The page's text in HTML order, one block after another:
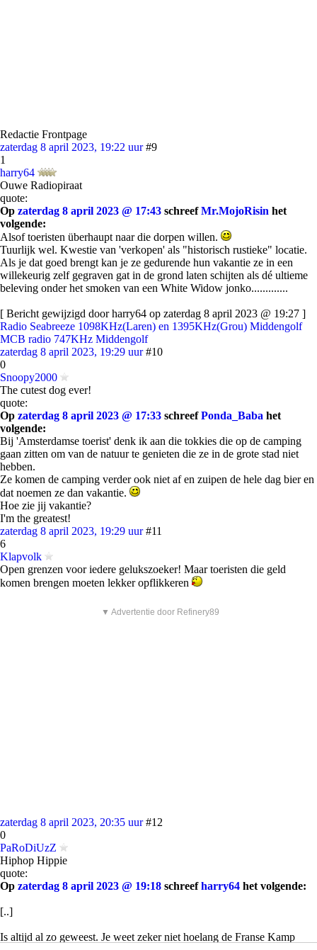
Redactie Frontpage
zaterdag 8 april 2023, 19:22 uur #9
1
harry64
Ouwe Radiopiraat
quote:
Op zaterdag 8 april 2023 @ 17:43 schreefMr.MojoRisin het
volgende:
Alsof toeristen überhaupt naar die dorpen willen.
Tuurlijk wel. Kwestie van 'verkopen' als "historisch rustieke" locatie.
Als je dat goed brengt kan je ze gedurende hun vakantie ze in een
willekeurig zelf gegraven gat in de grond laten schijten als dé ultieme
beleving onder het smoken van een White Widow jonko.............
[ Bericht gewijzigd door harry64 op zaterdag 8 april 2023 @ 19:27 ]
Radio Seabreeze 1098KHz(Laren) en 1395KHz(Grou) Middengolf
MCB radio 747KHz Middengolf
zaterdag 8 april 2023, 19:29 uur #10
0
Snoopy2000
The cutest dog ever!
quote:
Op zaterdag 8 april 2023 @ 17:33 schreefPonda_Baba het
volgende:
Bij 'Amsterdamse toerist' denk ik aan die tokkies die op de camping
gaan zitten om van de natuur te genieten die ze in de grote stad niet
hebben.
Ze komen de camping verder ook niet af en zuipen de hele dag bier en
dat noemen ze dan vakantie.
Hoe zie jij vakantie?
I'm the greatest!
zaterdag 8 april 2023, 19:29 uur #11
6
Klapvolk
Open grenzen voor iedere gelukszoeker! Maar toeristen die geld
komen brengen moeten lekker opflikkeren
▼ Advertentie door Refinery89
zaterdag 8 april 2023, 20:35 uur #12
0
PaRoDiUzZ
Hiphop Hippie
quote:
Op zaterdag 8 april 2023 @ 19:18 schreefharry64 het volgende:
[..]
Is altijd al zo geweest. Je weet zeker niet hoelang de Franse Kamp